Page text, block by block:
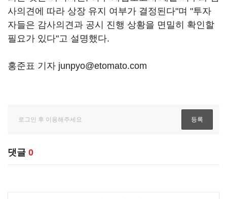
사의견에 따라 상장 유지 여부가 결정된다"며 "투자
자들은 감사의견과 공시 진행 상황을 면밀히 확인할
필요가 있다"고 설명했다.
홍준표 기자 junpyo@etomato.com
댓글 0